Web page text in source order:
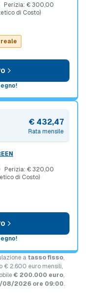
Perizia: € 300,00
di Costo)
Rata mensile
€ 432,47
Perizia: € 320,00
di Costo)
a tasso fisso,
€ 2.600 euro mensili,
€ 200.000 euro,
08/2026 ore 09:00.